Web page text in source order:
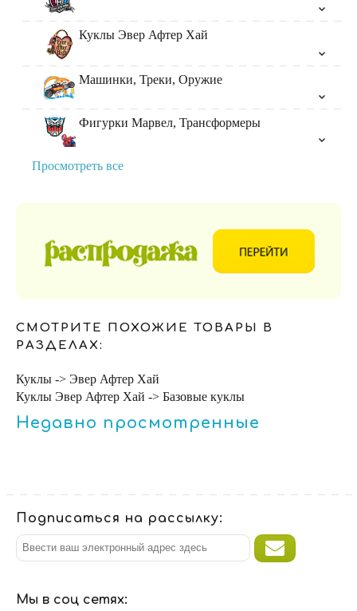
Куклы Эвер Афтер Хай
Машинки, Треки, Оружие
Фигурки Марвел, Трансформеры
Просмотреть все
СМОТРИТЕ ПОХОЖИЕ ТОВАРЫ В
РАЗДЕЛАХ:
Куклы -> Эвер Афтер Хай
Куклы Эвер Афтер Хай -> Базовые куклы
Недавно просмотренные
Подписаться на рассылку:
Мы в соц сетях: